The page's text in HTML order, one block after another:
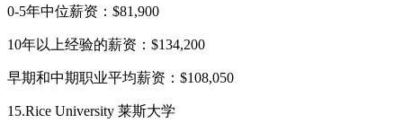
0-5年中位薪资：$81,900
10年以上经验的薪资：$134,200
早期和中期职业平均薪资：$108,050
15.Rice University 莱斯大学